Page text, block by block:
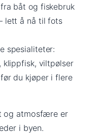
båt og fiskebruk
lett å nå til fots
spesialiteter:
klippfisk, viltpølser
du kjøper i flere
og atmosfære er
i byen.